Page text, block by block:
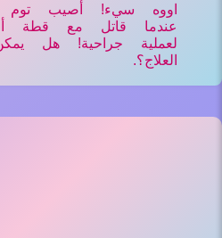
اووه سيء! أصيب توم
عندما قاتل مع قطة
لعملية جراحية! هل
العلاج؟.